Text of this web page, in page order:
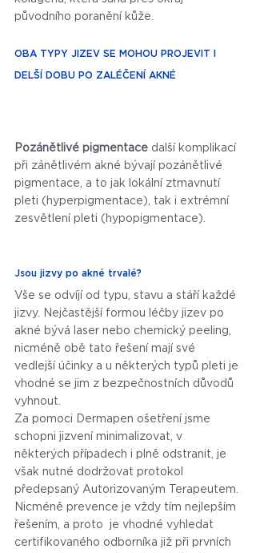
původního poranění kůže.
OBA TYPY JIZEV SE MOHOU PROJEVIT I
DELŠÍ DOBU PO ZALÉČENÍ AKNÉ
Pozánětlivé pigmentace další komplikací
při zánětlivém akné bývají pozánětlivé
pigmentace, a to jak lokální ztmavnutí
pleti (hyperpigmentace), tak i extrémní
zesvětlení pleti (hypopigmentace).
Jsou jizvy po akné trvalé?
Vše se odvíjí od typu, stavu a stáří každé
jizvy. Nejčastější formou léčby jizev po
akné bývá laser nebo chemický peeling,
nicméně obě tato řešení mají své
vedlejší účinky a u některých typů pleti je
vhodné se jim z bezpečnostních důvodů
vyhnout.
Za pomoci Dermapen ošetření jsme
schopni jizvení minimalizovat, v
některých případech i plně odstranit, je
však nutné dodržovat protokol
předepsaný Autorizovaným Terapeutem.
Nicméně prevence je vždy tím nejlepším
řešením, a proto  je vhodné vyhledat
certifikovaného odborníka již při prvních